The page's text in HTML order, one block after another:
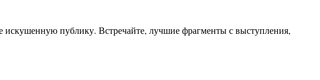
искушенную публику. Встречайте, лучшие фрагменты с выступления,